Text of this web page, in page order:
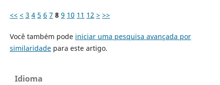
<< < 3 4 5 6 7 8 9 10 11 12 > >>
Você também pode iniciar uma pesquisa avançada por
similaridadepara este artigo.
Idioma